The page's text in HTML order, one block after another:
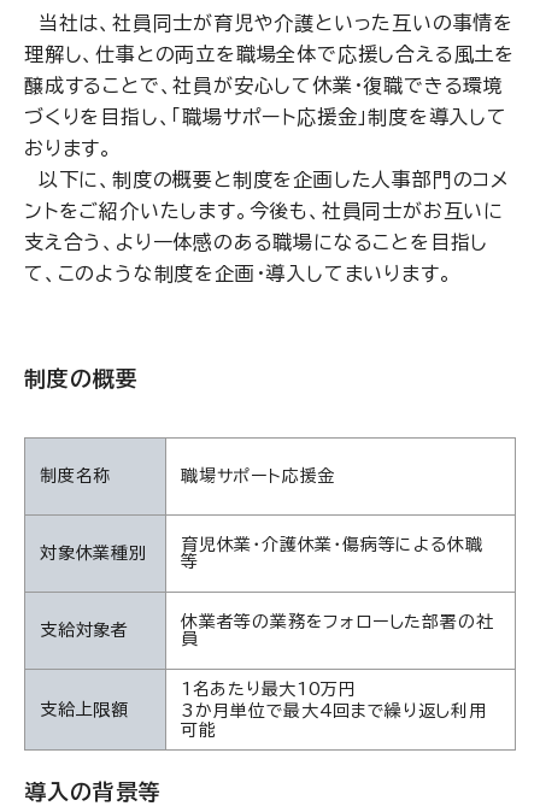
当社は、社員同士が育児や介護といった互いの事情を
理解し、仕事との両立を職場全体で応援し合える風土を
醸成することで、社員が安心して休業・復職できる環境
づくりを目指し、「職場サポート応援金」制度を導入して
おります。
以下に、制度の概要と制度を企画した人事部門のコメ
ントをご紹介いたします。今後も、社員同士がお互いに
支え合う、より一体感のある職場になることを目指し
て、このような制度を企画・導入してまいります。
制度の概要
制度名称 職場サポート応援金
対象休業種別
育児休業・介護休業・傷病等による休職
等
支給対象者
休業者等の業務をフォローした部署の社
員
支給上限額
1名あたり最大10万円
3か月単位で最大4回まで繰り返し利用
可能
導入の背景等